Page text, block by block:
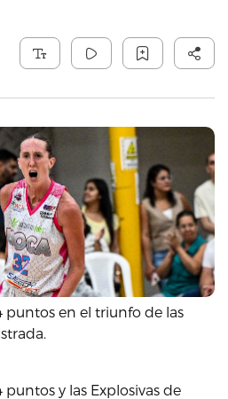
puntos en el triunfo de las
y las Explosivas de